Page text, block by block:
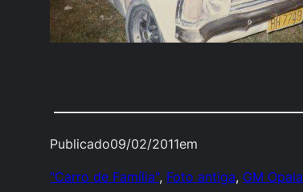
Publicado09/02/2011em
"Carro de Família", Foto antiga, GM Opala